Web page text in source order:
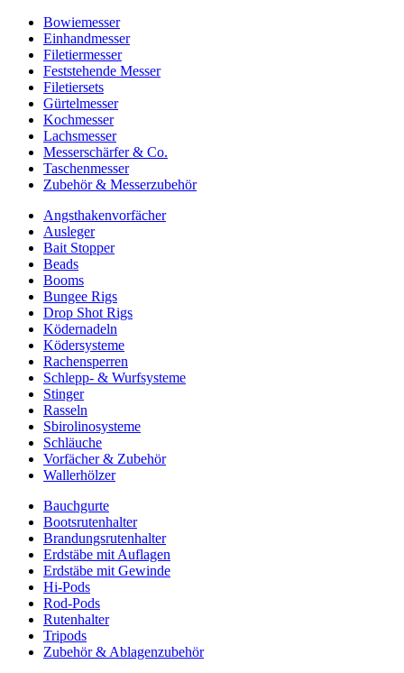
Bowiemesser
Einhandmesser
Filetiermesser
Feststehende Messer
Filetiersets
Gürtelmesser
Kochmesser
Lachsmesser
Messerschärfer & Co.
Taschenmesser
Zubehör & Messerzubehör
Angsthakenvorfächer
Ausleger
Bait Stopper
Beads
Booms
Bungee Rigs
Drop Shot Rigs
Ködernadeln
Ködersysteme
Rachensperren
Schlepp- & Wurfsysteme
Stinger
Rasseln
Sbirolinosysteme
Schläuche
Vorfächer & Zubehör
Wallerhölzer
Bauchgurte
Bootsrutenhalter
Brandungsrutenhalter
Erdstäbe mit Auflagen
Erdstäbe mit Gewinde
Hi-Pods
Rod-Pods
Rutenhalter
Tripods
Zubehör & Ablagenzubehör